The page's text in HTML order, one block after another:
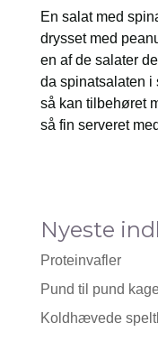
En salat med
drysset med
en af de salater
da spinatsalaten i
så kan tilbehøret
så fin serveret
Nyeste
Proteinvafler
Pund til pund
Koldhævede